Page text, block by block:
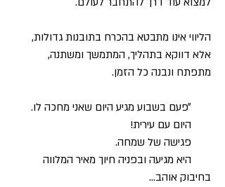
הליווי אינו מתבטא בהכרח בתובנות גדולות,
אלא דווקא בתהליך, המתמשך ומשתנה,
מתפתח ונבנה כל הזמן.
״פעם בשבוע מגיע היום שאני מחכה לו.
היום עם עירית!
פגישה של שמחה.
היא מגיעה ובפניה חיוך מאיר המלווה
בחיבוק אוהב…